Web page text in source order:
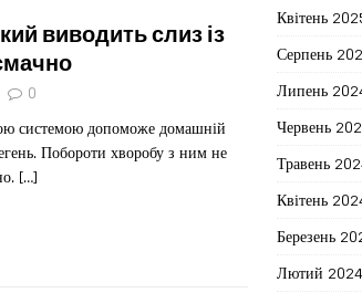
виводить слиз із
0
системою допоможе домашній
Побороти хворобу з ним не
[…]
Квітень
Серпень
Липень
Червень
Травень
Квітень
Березень
Лютий 2024